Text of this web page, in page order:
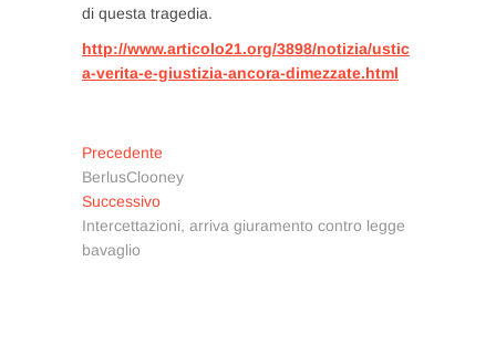
di questa tragedia.
http://www.articolo21.org/3898/notizia/ustic
a-verita-e-giustizia-ancora-dimezzate.html
Navigazione
articoli
Precedente
precedente:
BerlusClooney
SuccessivoArticolo
successivo:
Intercettazioni, arriva giuramento contro legge
bavaglio